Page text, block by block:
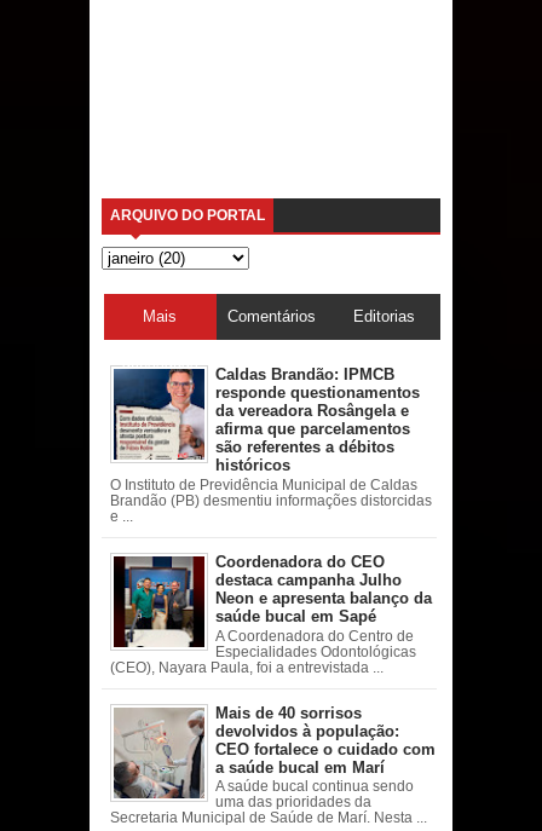
ARQUIVO DO PORTAL
Mais
acessadas
Comentários Editorias
Caldas Brandão: IPMCB
responde questionamentos
da vereadora Rosângela e
afirma que parcelamentos
são referentes a débitos
históricos
O Instituto de Previdência Municipal de Caldas
Brandão (PB) desmentiu informações distorcidas
e ...
Coordenadora do CEO
destaca campanha Julho
Neon e apresenta balanço da
saúde bucal em Sapé
A Coordenadora do Centro de
Especialidades Odontológicas
(CEO), Nayara Paula, foi a entrevistada ...
Mais de 40 sorrisos
devolvidos à população:
CEO fortalece o cuidado com
a saúde bucal em Marí
A saúde bucal continua sendo
uma das prioridades da
Secretaria Municipal de Saúde de Marí. Nesta ...